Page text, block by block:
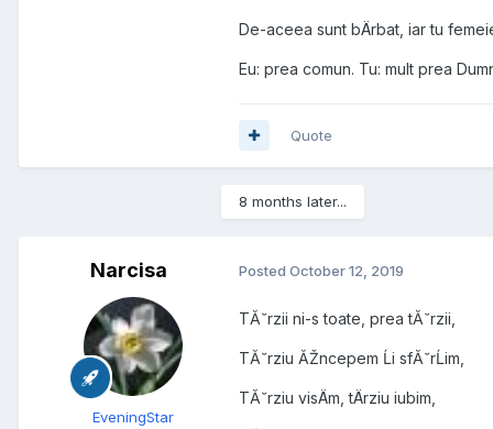
De-aceea sunt bÄrbat, iar tu
Eu: prea comun. Tu: mult prea
Quote
8 months later...
Narcisa
EveningStar
Posted October 12, 2019
TĂ˘rzii ni-s toate, prea tĂ˘rzii,
TĂ˘rziu ĂŽncepem Ĺi sfĂ˘rĹim,
TĂ˘rziu visÄm, tÄrziu iubim,